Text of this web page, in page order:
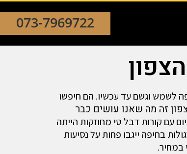
073-7969722
לשמש וגשם עד עכשיו. הם חיפשו
זה מה שאנו עושים כבר
עם קורות דבל טי מחוזקות הייתה
בחיפה ייגבו פחות על נסיעות
במחיר.